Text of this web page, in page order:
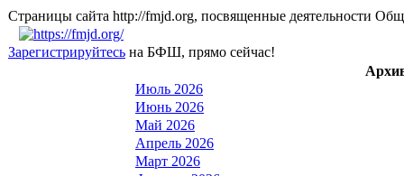
Страницы сайта http://fmjd.org, посвященные
Зарегистрируйтесь на БФШ, прямо сейчас!
Июль 2026
Июнь 2026
Май 2026
Апрель 2026
Март 2026